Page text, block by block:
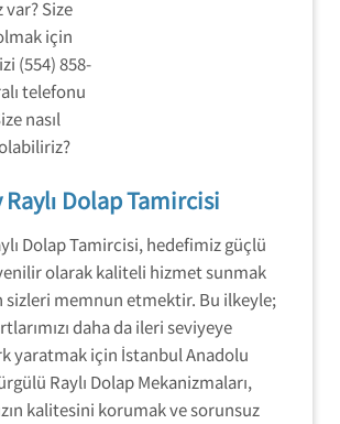
var? Size
için
(554) 858-
telefonu
nasıl
Dolap Tamircisi
Dolap Tamircisi, hedefimiz güçlü
olarak kaliteli hizmet sunmak
sizleri memnun etmektir. Bu ilkeyle;
daha da ileri seviyeye
yaratmak için İstanbul Anadolu
Raylı Dolap Mekanizmaları,
kalitesini korumak ve sorunsuz